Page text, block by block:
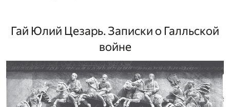
Гай Юлий Цезарь. Записки о Галльской
войне